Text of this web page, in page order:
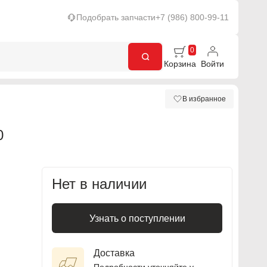
Подобрать запчасти+7 (986) 800-99-11
Корзина
0
Войти
В избранное
Нет в наличии
Узнать о поступлении
Доставка